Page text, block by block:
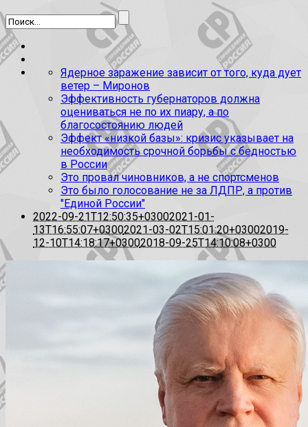
Ядерное заражение зависит от того, куда дует
ветер – Миронов
Эффективность губернаторов должна
оцениваться не по их пиару, а по
благосостоянию людей
Эффект «низкой базы»: кризис указывает на
необходимость срочной борьбы с бедностью
в России
Это провал чиновников, а не спортсменов
Это было голосование не за ЛДПР, а против
"Единой России"
2022-09-21T12:50:35+03002021-01-
13T16:55:07+03002021-03-02T15:01:20+03002019-
12-10T14:18:17+03002018-09-25T14:10:08+0300